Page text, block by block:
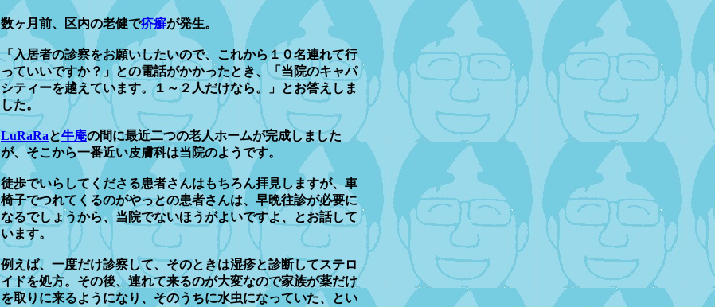
数ヶ月前、区内の老健で疥癬が発生。
「入居者の診察をお願いしたいので、これから１０名連れて行
っていいですか？」との電話がかかったとき、「当院のキャパ
シティーを越えています。１～２人だけなら。」とお答えしま
した。
LuRaRaと牛庵の間に最近二つの老人ホームが完成しました
が、そこから一番近い皮膚科は当院のようです。
徒歩でいらしてくださる患者さんはもちろん拝見しますが、車
椅子でつれてくるのがやっとの患者さんは、早晩往診が必要に
なるでしょうから、当院でないほうがよいですよ、とお話して
います。
例えば、一度だけ診察して、そのときは湿疹と診断してステロ
イドを処方。その後、連れて来るのが大変なので家族が薬だけ
を取りに来るようになり、そのうちに水虫になっていた、とい